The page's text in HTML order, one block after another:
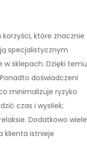
które znacznie
specjalistycznym
sklepach. Dzięki temu
doświadczeni
minimalizuje ryzyko
czas i wysiłek;
Dodatkowo wiele
klienta istnieje